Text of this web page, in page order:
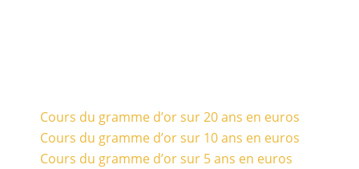
Cours du gramme d’or sur 20 ans en euros
Cours du gramme d’or sur 10 ans en euros
Cours du gramme d’or sur 5 ans en euros